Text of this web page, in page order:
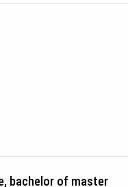
bachelor of master